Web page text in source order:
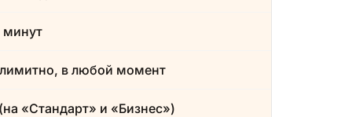
минут
в любой момент
«Стандарт» и «Бизнес»)